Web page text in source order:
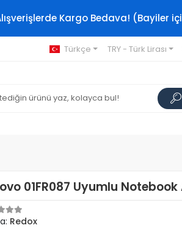
Kargo Bedava! (Bayiler
Türkçe TRY - Türk Lirası
01FR087 Uyumlu
Redox